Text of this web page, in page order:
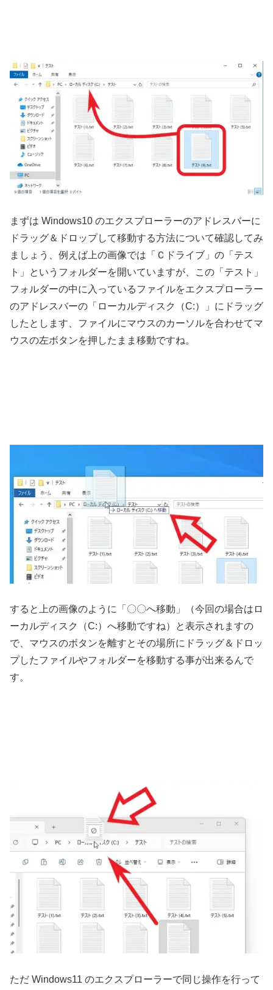
まずは Windows10 のエクスプローラーのアドレスバーに
ドラッグ＆ドロップして移動する方法について確認してみ
ましょう、例えば上の画像では「Ｃドライブ」の「テス
ト」というフォルダーを開いていますが、この「テスト」
フォルダーの中に入っているファイルをエクスプローラー
のアドレスバーの「ローカルディスク（C:）」にドラッグ
したとします、ファイルにマウスのカーソルを合わせてマ
ウスの左ボタンを押したまま移動ですね。
すると上の画像のように「〇〇へ移動」（今回の場合はロ
ーカルディスク（C:）へ移動ですね）と表示されますの
で、マウスのボタンを離すとその場所にドラッグ＆ドロッ
プしたファイルやフォルダーを移動する事が出来るんで
す。
ただ Windows11 のエクスプローラーで同じ操作を行って